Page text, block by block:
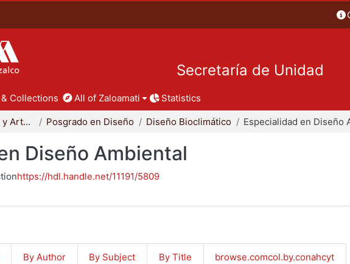
Secretaría de Unidad
Collections All of Zaloamati Statistics
División de Ciencias y Artes para el Diseño Posgrado en Diseño Diseño Bioclimático
Diseño Ambiental
https://hdl.handle.net/11191/5809
By Author By Subject By Title browse.comcol.by.conahcyt